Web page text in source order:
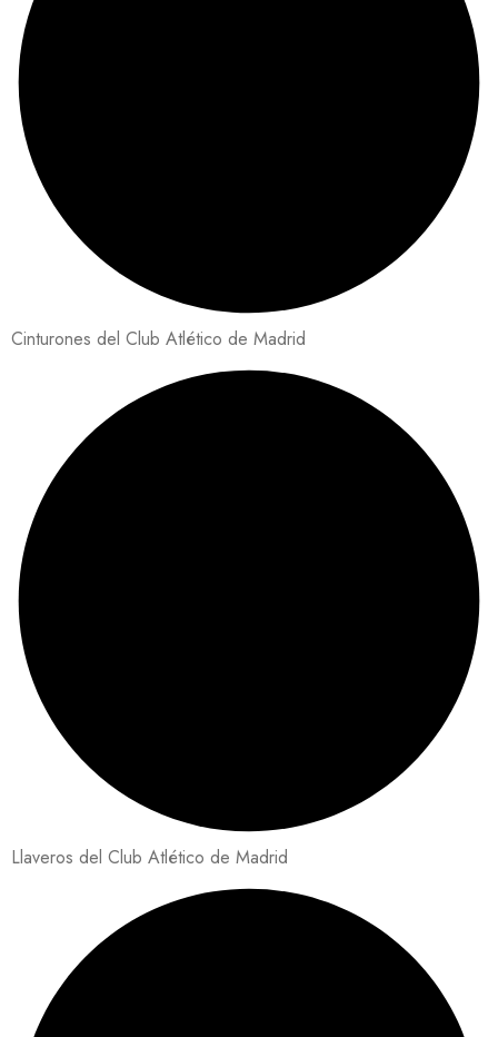
Cinturones del Club Atlético de Madrid
Llaveros del Club Atlético de Madrid